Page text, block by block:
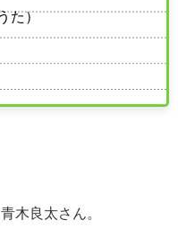
た）
木良太さん。